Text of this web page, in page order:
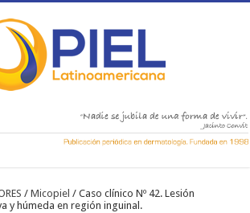
/ Micopiel / Caso clínico Nº 42. Lesión
y húmeda en región inguinal.